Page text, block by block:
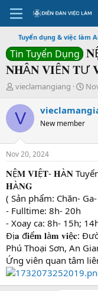
Tuyển dụng & việc làm
Tin Tuyển Dụng
𝐍𝐇Â𝐍 𝐕𝐈Ê𝐍 𝐓Ư
T
r
e
d
t
a
r
t
e
r
vieclamangiang
S
a
r
t
e
V New member
Nov 20, 2024
𝐍Ệ𝐌 𝐕𝐈Ệ𝐓- 𝐇À𝐍
𝐇À𝐍𝐆
( Sản phẩm: Chăn-
- Fulltime: 8h- 20h
- Xoay ca: 8h- 15h;
Đị𝐚 đ𝐢ể𝐦 𝐥à𝐦 𝐯𝐢ệ𝐜:
Phú Thoại Sơn, An
Ứng viên quan tâm